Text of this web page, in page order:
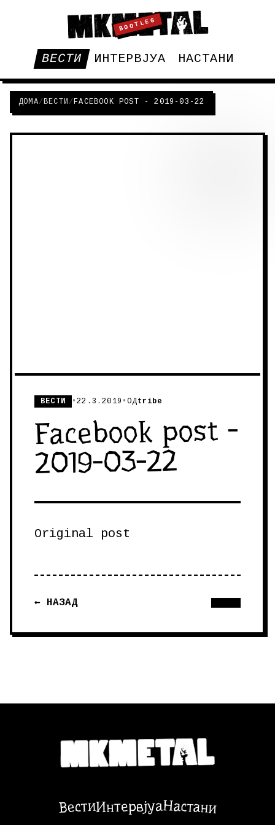
BOOTLEG
ВЕСТИ ИНТЕРВЈУА НАСТАНИ
ДОМА/ВЕСТИ /FACEBOOK POST - 2019-03-22
ВЕСТИ •22.3.2019 •ОДtribe
Facebook post -
2019-03-22
Original post
← НАЗАД
ВестиИнтервјуаНастани